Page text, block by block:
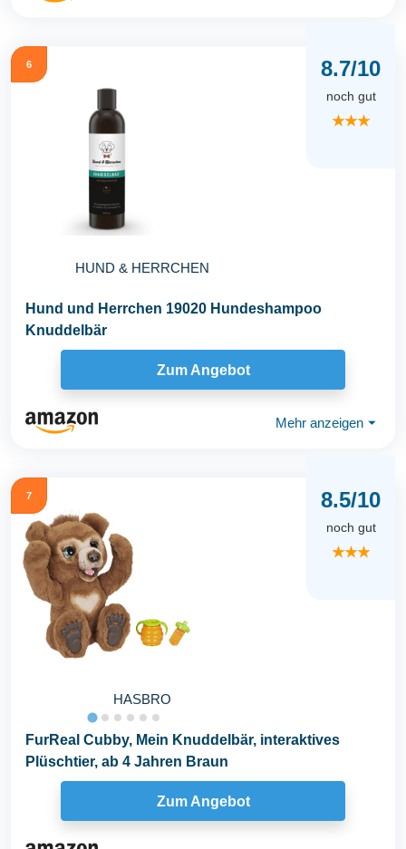
6
HUND & HERRCHEN
8.7/10
noch gut
★★★
Hund und Herrchen 19020 Hundeshampoo
Knuddelbär
Zum Angebot
Mehr anzeigen ⏷
7
HASBRO
8.5/10
noch gut
★★★
FurReal Cubby, Mein Knuddelbär, interaktives
Plüschtier, ab 4 Jahren Braun
Zum Angebot